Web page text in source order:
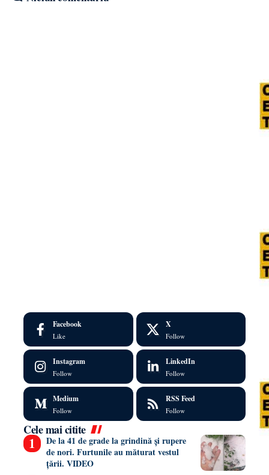
Facebook
Like
X
Follow
Instagram
Follow
LinkedIn
Follow
Medium
Follow
RSS Feed
Follow
Cele mai citite
De la 41 de grade la grindină și rupere
de nori. Furtunile au măturat vestul
țării. VIDEO